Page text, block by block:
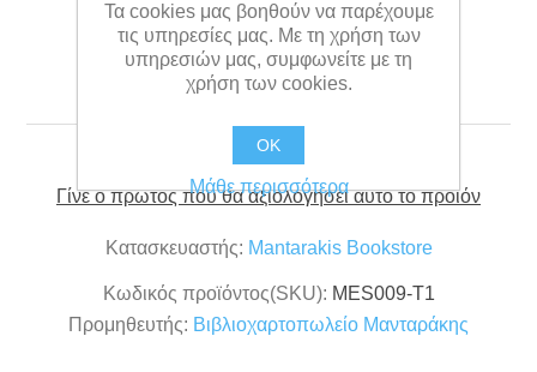
Text Push 5 x 15
Γίνε ο πρώτος που θα αξιολόγησει αυτό το προϊόν
Κατασκευαστής: Mantarakis Bookstore
Κωδικός προϊόντος(SKU): MES009-T1
Προμηθευτής: Βιβλιοχαρτοπωλείο Μανταράκης
Τα cookies μας βοηθούν να παρέχουμε
τις υπηρεσίες μας. Με τη χρήση των
υπηρεσιών μας, συμφωνείτε με τη
χρήση των cookies.
OK
Μάθε περισσότερα